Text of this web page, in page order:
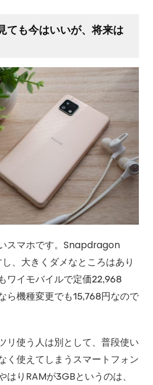
ても今はいいが、将来は
スマホです。Snapdragon
、大きくダメなところはあり
ワイモバイルで定価22,968
ら機種変更でも15,768円なので
リ使う人は別として、普段使い
く使えてしまうスマートフォン
りRAMが3GBというのは、